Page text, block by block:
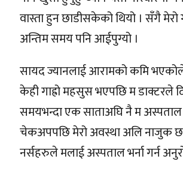
वास्ता हुन छाडीसकेको थियो । सँगै मेरो
अन्तिम समय पनि आईपुग्यो ।
सायद ज्यानलाई आरामको कमि भएकोले
केही गाह्रो महसुस भएपछि म डाक्टरले
समयभन्दा एक साताअघि नै म
चेकअपपछि मेरो अवस्था अलि नाजुक छ
नर्सहरुले मलाई अस्पताल भर्ना गर्न